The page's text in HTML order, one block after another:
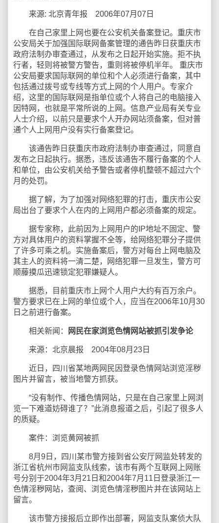
来源: 北京青年报 2006年07月07日
在自己家里上网也要在公安机关备案登记。重庆市
公安局关于加强国际联网备案管理的通告昨日获重庆市
政府法制办审查通过，从发布之日起开始实施。拒不执
行者，轻则将被警方警告，重则将被停机半年。 重庆市
公安局要求国际联网的单位和个人必须进行备案，其中
包括通过拨号或专线等方式上网的个人用户。专家介
绍，这里的国际联网是指单位或个人将自己的电脑接入
因特网，也就是平常所说的上网。信息产业局有关专业
人士介绍，以前只是要求个人开办网站须备案，但对普
通个人上网用户没有实行备案登记。
该通告昨日获重庆市政府法制办审查通过，同意自
发布之日起执行。据悉，违反该通告不履行备案的个人
和单位，由公安机关给予警告或者停机整顿不超过六个
月的处罚。
据了解，为了加强对网络犯罪的打击，重庆市公安
局出台了要求个人在内的上网用户都必须备案的规定。
据专家称，此前因为上网用户的IP地址不固定、警
方对具体用户的资料掌握不全等，给网络犯罪分子提供
了许多可乘之机。实施备案后，警方对每台上网电脑及
其主人的资料将一清二楚，网络犯罪一旦发生，警方可
顺藤摸瓜迅速锁定犯罪嫌疑人。
据悉，目前重庆市上网个人用户大约有百万余户。
警方要求已在上网的单位或个人，应当在2006年10月30
日之前进行备案。
相关新闻： 网民在家浏览色情网站被抓引发争论
来源：北京晨报 2004年08月23日
近日，四川省某地两网民因登录色情网站浏览淫秽
图片并留言，被当地警方抓获。
“没有制作、传播色情网站，只是在自己家里上网浏
览一下难道妨碍谁了？”此消息报道之后，引起了很多人
的质疑。
案件：浏览黄网被抓
8月9日，四川某市警方接到省公安厅网监处转发的
浙江省杭州市网监支队线索，该市有两个互联网上网账
号分别于2004年3月21日和2004年7月11日登录浙江一
色情淫秽网站，查阅、浏览色情淫秽图片并在该网站上
留言。
该市警方接报后立即作出部署，网监支队案侦大队